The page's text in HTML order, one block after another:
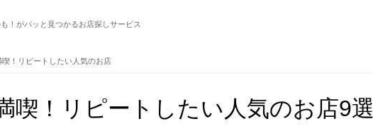
！がパッと見つかるお店探しサービス
！リピートしたい人気のお店
喫！リピートしたい人気のお店9選